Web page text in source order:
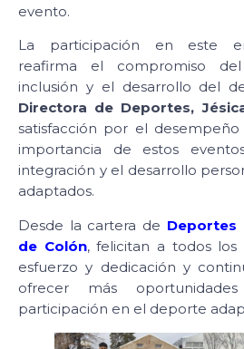
evento.
La participación en este
reafirma el compromiso
inclusión y el desarrollo del
Directora de Deportes,
satisfacción por el
importancia de estos
integración y el desarrollo
adaptados.
Desde la cartera de Deportes
de Colón, felicitan a todos los
esfuerzo y dedicación y
ofrecer más
participación en el deporte